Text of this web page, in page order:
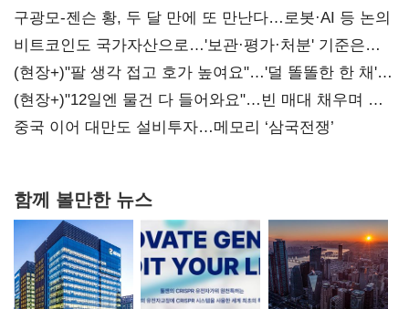
구광모-젠슨 황, 두 달 만에 또 만난다…로봇·AI 등 논의
비트코인도 국가자산으로…'보관·평가·처분' 기준은
숙제
(현장+)"팔 생각 접고 호가 높여요"…'덜 똘똘한 한 채'
20억 키맞추기
(현장+)"12일엔 물건 다 들어와요"…빈 매대 채우며 문
연 홈플러스
중국 이어 대만도 설비투자…메모리 ‘삼국전쟁’
함께 볼만한 뉴스